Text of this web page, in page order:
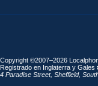
Copyright ©2007–2026
Registrado en Inglaterra y Gales
4 Paradise Street, Sheffield,